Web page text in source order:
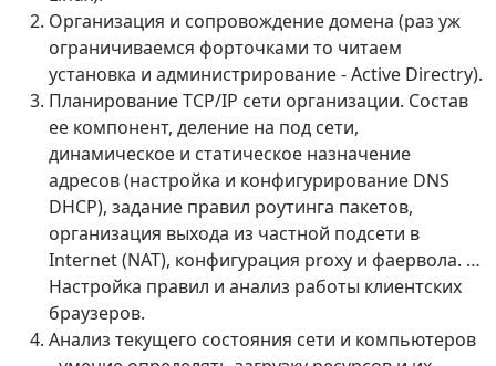
Организация и сопровождение домена (раз уж
ограничиваемся форточками то читаем
установка и администрирование - Active Directry).
Планирование TCP/IP сети организации. Состав
ее компонент, деление на под сети,
динамическое и статическое назначение
адресов (настройка и конфигурирование DNS
DHCP), задание правил роутинга пакетов,
организация выхода из частной подсети в
Internet (NAT), конфигурация proxy и фаервола. …
Настройка правил и анализ работы клиентских
браузеров.
Анализ текущего состояния сети и компьютеров